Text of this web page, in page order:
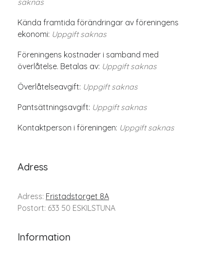
saknas
Kända framtida förändringar av föreningens
ekonomi: Uppgift saknas
Föreningens kostnader i samband med
överlåtelse. Betalas av: Uppgift saknas
Överlåtelseavgift: Uppgift saknas
Pantsättningsavgift: Uppgift saknas
Kontaktperson i föreningen: Uppgift saknas
Adress
Adress: Fristadstorget 8A
Postort: 633 50 ESKILSTUNA
Information